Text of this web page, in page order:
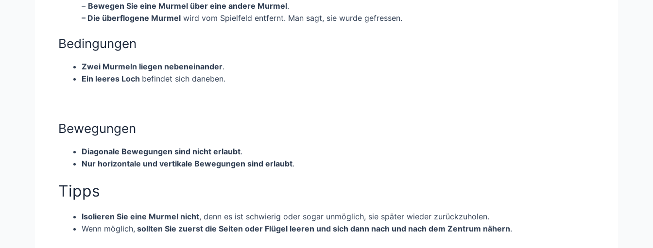
– Bewegen Sie eine Murmel über eine andere Murmel.
– Die überflogene Murmel wird vom Spielfeld entfernt. Man sagt, sie wurde gefressen.
Bedingungen
Zwei Murmeln liegen nebeneinander.
Ein leeres Loch befindet sich daneben.
Bewegungen
Diagonale Bewegungen sind nicht erlaubt.
Nur horizontale und vertikale Bewegungen sind erlaubt.
Tipps
Isolieren Sie eine Murmel nicht, denn es ist schwierig oder sogar unmöglich, sie später wieder zurückzuholen.
Wenn möglich, sollten Sie zuerst die Seiten oder Flügel leeren und sich dann nach und nach dem Zentrum nähern.